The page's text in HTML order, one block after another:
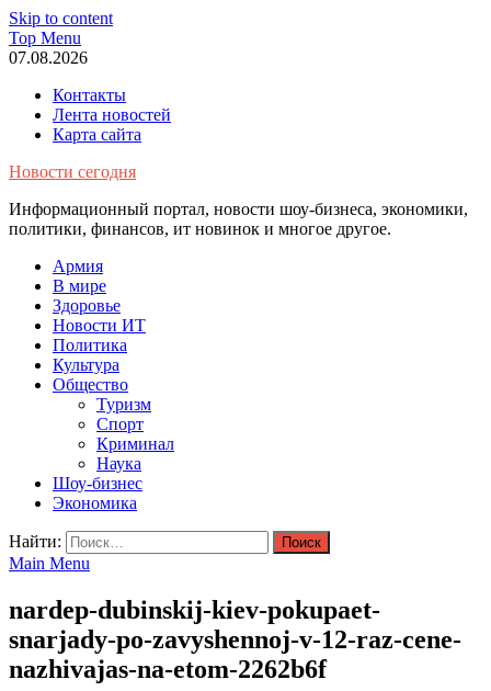
Skip to content
Top Menu
07.08.2026
Контакты
Лента новостей
Карта сайта
Новости сегодня
Информационный портал, новости шоу-бизнеса, экономики,
политики, финансов, ит новинок и многое другое.
Армия
В мире
Здоровье
Новости ИТ
Политика
Культура
Общество
Туризм
Спорт
Криминал
Наука
Шоу-бизнес
Экономика
Найти:
Main Menu
nardep-dubinskij-kiev-pokupaet-
snarjady-po-zavyshennoj-v-12-raz-cene-
nazhivajas-na-etom-2262b6f